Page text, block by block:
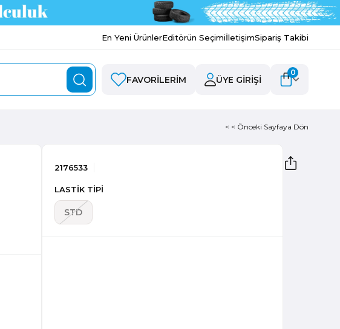
En Yeni ÜrünlerEditörün SeçimiİletişimSipariş Takibi
FAVORILERIM ÜYE GIRIŞI
0
< < Önceki Sayfaya Dön
2176533
LASTİK TİPİ
STD